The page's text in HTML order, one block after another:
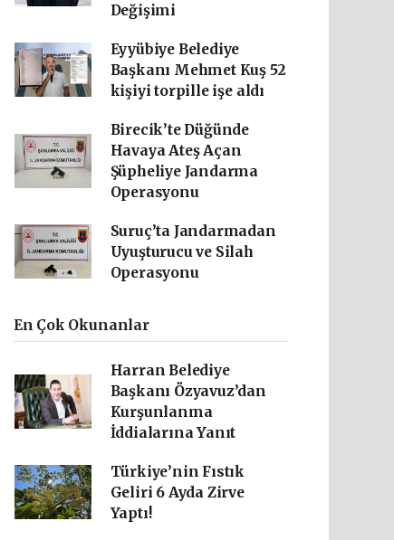
Değişimi
Eyyübiye Belediye
Başkanı Mehmet Kuş 52
kişiyi torpille işe aldı
Birecik’te Düğünde
Havaya Ateş Açan
Şüpheliye Jandarma
Operasyonu
Suruç’ta Jandarmadan
Uyuşturucu ve Silah
Operasyonu
En Çok Okunanlar
Harran Belediye
Başkanı Özyavuz’dan
Kurşunlanma
İddialarına Yanıt
Türkiye’nin Fıstık
Geliri 6 Ayda Zirve
Yaptı!